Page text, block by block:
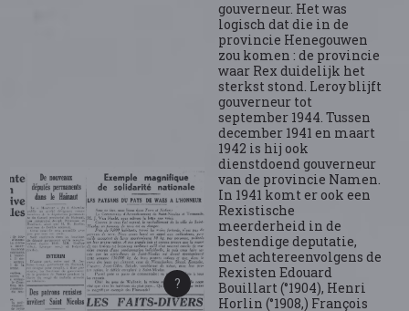
gouverneur. Het was
logisch dat die in de
provincie Henegouwen
zou komen : de provincie
waar Rex duidelijk het
sterkst stond. Leroy blijft
gouverneur tot
september 1944. Tussen
december 1941 en maart
1942 is hij ook
dienstdoend gouverneur
van de provincie Namen.
In 1941 komt er ook een
Rexistische
meerderheid in de
bestendige deputatie,
met achtereenvolgens de
Rexisten Edouard
Bouillart (°1904), Henri
Horlin (°1908,) François